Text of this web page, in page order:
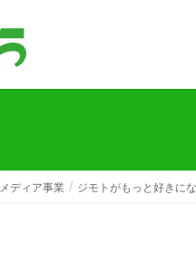
メディア事業 ジモトがもっと好きに